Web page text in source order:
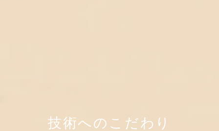
技術へのこだわり